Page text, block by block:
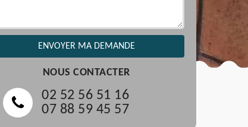
NOUS CONTACTER
02 52 56 51 16
07 88 59 45 57